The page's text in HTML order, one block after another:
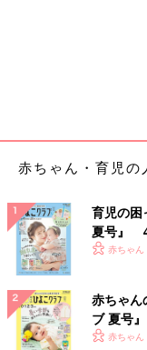
赤ちゃん・育児の
育児の困
夏号』 4
いっぱい
赤ちゃん
赤ちゃん
ブ 夏号
く！ お
赤ちゃん